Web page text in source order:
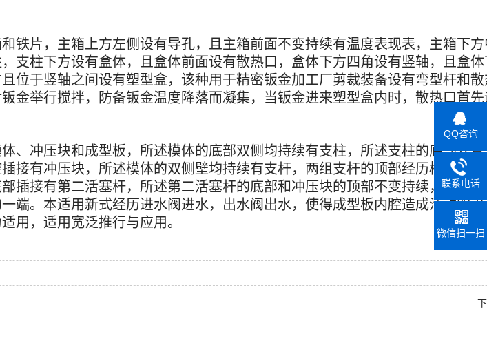
铁片，主箱上方左侧设有导孔，且主箱前面不变持续有温度表现表，主箱下
支柱下方设有盒体，且盒体前面设有散热口，盒体下方四角设有竖轴，且盒
位于竖轴之间设有塑型盒，该种用于精密钣金加工厂剪裁装备设有弯型杆和
金举行搅拌，防备钣金温度降落而凝集，当钣金进来塑型盒内时，散热口首
、冲压块和成型板，所述模体的底部双侧均持续有支柱，所述支柱的底部安
接有冲压块，所述模体的双侧壁均持续有支杆，两组支杆的顶部经历横杆持
插接有第二活塞杆，所述第二活塞杆的底部和冲压块的顶部不变持续，所述
端。本适用新式经历进水阀进水，出水阀出水，使得成型板内腔造成活动的
用，适用宽泛推行与应用。
QQ咨询
联系电话
微信扫一扫